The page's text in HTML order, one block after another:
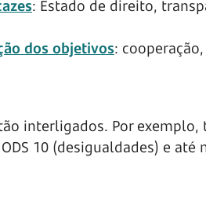
: Estado de direito,
dos objetivos:
interligados. Por
10 (desigualdades) e até